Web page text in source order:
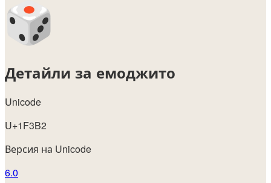
Детайли за емоджито
Unicode
U+1F3B2
Версия на Unicode
6.0